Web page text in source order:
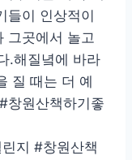
들이 인상적이
그곳에서 놀고
.해질녘에 바라
질 때는 더 예
창원산책하기좋
지 #창원산책